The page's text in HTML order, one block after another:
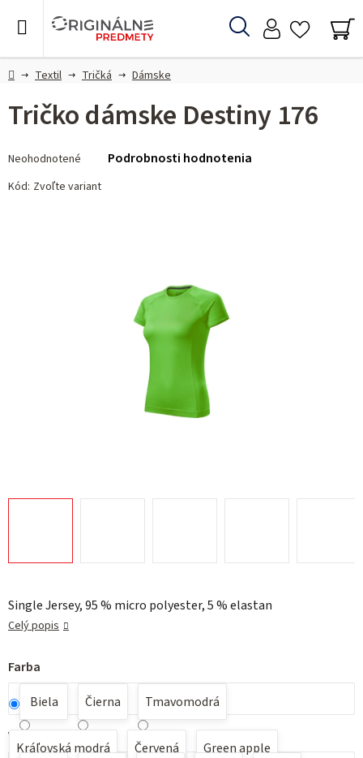
Hľadať
DomovTextil Tričká Dámske
Single Jersey, 95 % micro polyester, 5 % elastan
Celý popis
Farba
Biela
Čierna Tmavomodrá
Kráľovská modrá Červená Green apple
Veľkosť
Tričko dámske Destiny 176
hodnotenie
produktu
Neohodnotené Podrobnosti hodnotenia
Kód: Zvoľte variant